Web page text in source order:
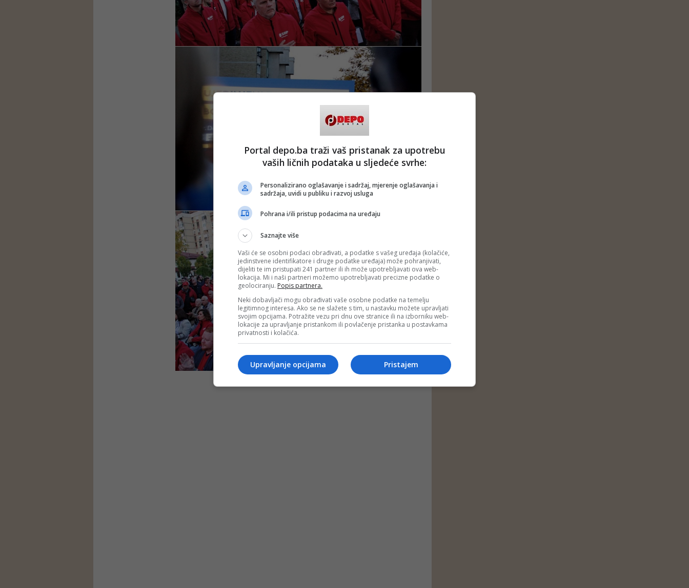
Portal depo.ba traži vaš pristanak za upotrebu
vaših ličnih podataka u sljedeće svrhe:
Personalizirano oglašavanje i sadržaj, mjerenje oglašavanja i
sadržaja, uvidi u publiku i razvoj usluga
Pohrana i/ili pristup podacima na uređaju
Saznajte više
Vaši će se osobni podaci obrađivati, a podatke s vašeg uređaja (kolačiće,
jedinstvene identifikatore i druge podatke uređaja) može pohranjivati,
dijeliti te im pristupati 241 partner ili ih može upotrebljavati ova web-
lokacija. Mi i naši partneri možemo upotrebljavati precizne podatke o
geolociranju. Popis partnera.
Neki dobavljači mogu obrađivati vaše osobne podatke na temelju
legitimnog interesa. Ako se ne slažete s tim, u nastavku možete upravljati
svojim opcijama. Potražite vezu pri dnu ove stranice ili na izborniku web-
lokacije za upravljanje pristankom ili povlačenje pristanka u postavkama
privatnosti i kolačića.
Pristajem
Upravljanje opcijama